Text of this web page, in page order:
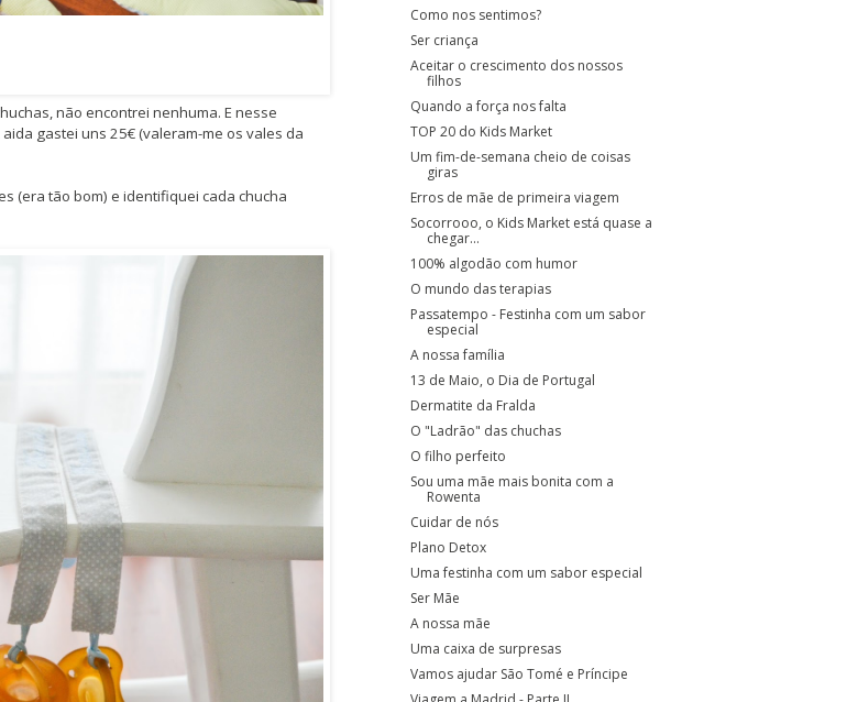
não encontrei nenhuma. E nesse
gastei uns 25€ (valeram-me os vales da
(era tão bom) e identifiquei cada chucha
Como nos sentimos?
Ser criança
Aceitar o crescimento dos nossos
filhos
Quando a força nos falta
TOP 20 do Kids Market
Um fim-de-semana cheio de coisas
giras
Erros de mãe de primeira viagem
Socorrooo, o Kids Market está quase a
chegar...
100% algodão com humor
O mundo das terapias
Passatempo - Festinha com um sabor
especial
A nossa família
13 de Maio, o Dia de Portugal
Dermatite da Fralda
O "Ladrão" das chuchas
O filho perfeito
Sou uma mãe mais bonita com a
Rowenta
Cuidar de nós
Plano Detox
Uma festinha com um sabor especial
Ser Mãe
A nossa mãe
Uma caixa de surpresas
Vamos ajudar São Tomé e Príncipe